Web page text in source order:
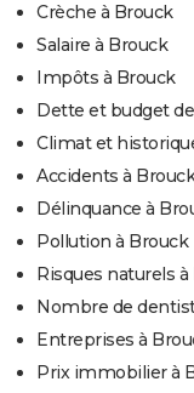
Crèche à Brouck
Salaire à Brouck
Impôts à Brouck
Dette et budget
Climat et
Accidents à Brouck
Délinquance à
Pollution à Brouck
Risques naturels
Nombre de
Entreprises à
Prix immobilier à